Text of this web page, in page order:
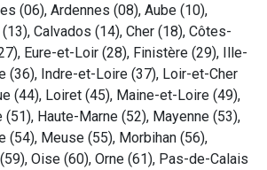
(06), Ardennes (08), Aube (10),
Calvados (14), Cher (18), Côtes-
Eure-et-Loir (28), Finistère (29), Ille-
(36), Indre-et-Loire (37), Loir-et-Cher
(44), Loiret (45), Maine-et-Loire (49),
(51), Haute-Marne (52), Mayenne (53),
Meuse (55), Morbihan (56),
Oise (60), Orne (61), Pas-de-Calais